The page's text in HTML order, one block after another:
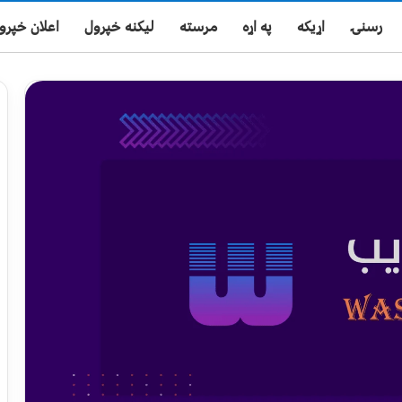
رسنۍ اړیکه په اړه مرسته لیکنه خپرول اعلان